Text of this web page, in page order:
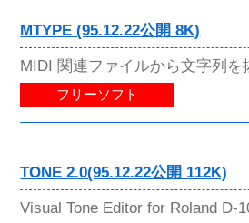
MTYPE (95.12.22公開 8K)
MIDI 関連ファイルから文字列を
フリーソフト
TONE 2.0(95.12.22公開 112K)
Visual Tone Editor for Roland D-